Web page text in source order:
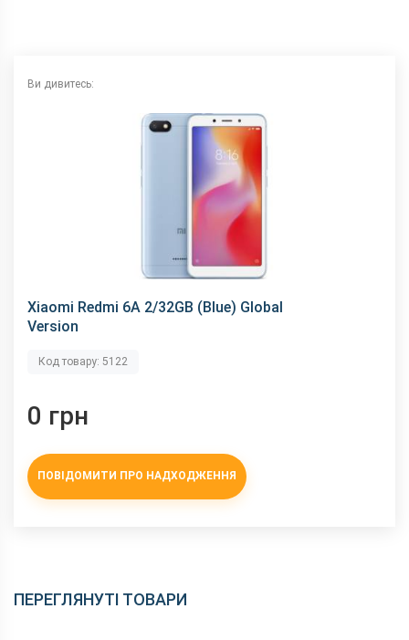
Характеристики та комплектацію товару виробник може
Ви дивитесь:
Xiaomi Redmi 6A 2/32GB (Blue) Global
Version
Код товару: 5122
0 грн
ПОВІДОМИТИ ПРО НАДХОДЖЕННЯ
ПЕРЕГЛЯНУТІ ТОВАРИ